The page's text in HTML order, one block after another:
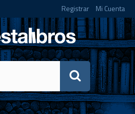
Registrar Mi Cuenta